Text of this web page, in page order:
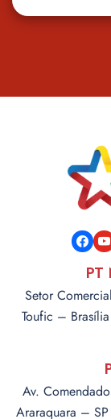
PT
Setor
Toufic –
Av.
Araraquara –